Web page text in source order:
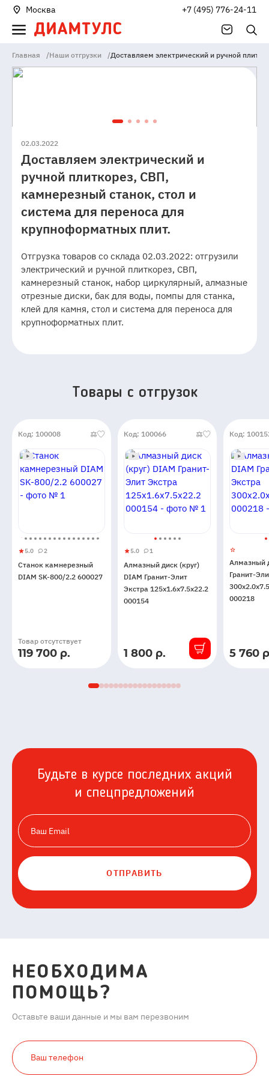
Москва +7 (495) 776-24-11
Главная /Наши отгрузки /Доставляем электрический и ручной
02.03.2022
Доставляем электрический и
ручной плиткорез, СВП,
камнерезный станок, стол и
система для переноса для
крупноформатных плит.
Отгрузка товаров со склада 02.03.2022: отгрузили
электрический и ручной плиткорез, СВП,
камнерезный станок, набор циркулярный, алмазные
отрезные диски, бак для воды, помпы для станка,
клей для камня, стол и система для переноса для
крупноформатных плит.
Товары c отгрузок
Код: 100008
Станок
камнерезный
DIAM
5.0
5
2 2
Станок камнерезный
DIAM SK-800/2.2 600027
Товар отсутствует
119 700 р.
Код: 100066
Алмазный
диск
(круг)
DIAM
125x1.6x7.5x22.2
5.0
5
1 1
Алмазный диск (круг)
DIAM Гранит-Элит
Экстра 125x1.6x7.5x22.2
000154
В1 800 р.
Код:
Алмазный
Гранит-
000218
В
5 760
Будьте в курсе последних акций
и спецпредложений
ОТПРАВИТЬ
НЕОБХОДИМА
ПОМОЩЬ?
Оставьте ваши данные и мы вам перезвоним